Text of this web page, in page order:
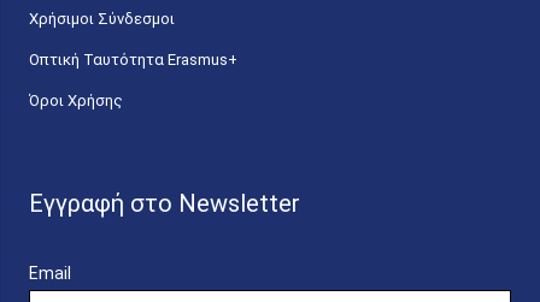
Χρήσιμοι Σύνδεσμοι
Οπτική Ταυτότητα Erasmus+
Όροι Χρήσης
Εγγραφή στο Newsletter
Email